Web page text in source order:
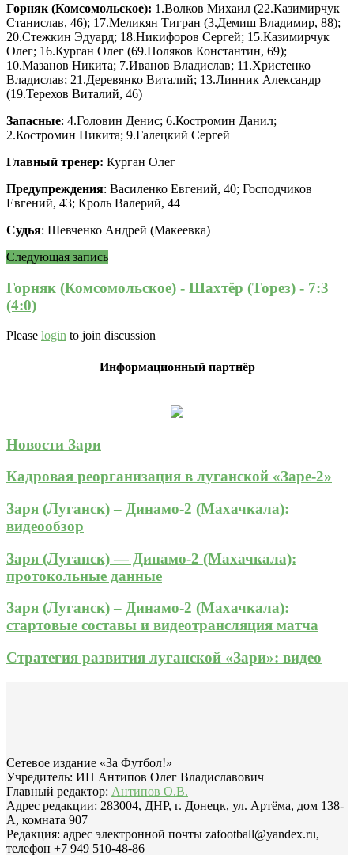
Горняк (Комсомольское): 1.Волков Михаил (22.Казимирчук
Станислав, 46); 17.Меликян Тигран (3.Демиш Владимир, 88);
20.Стежкин Эдуард; 18.Никифоров Сергей; 15.Казимирчук
Олег; 16.Курган Олег (69.Поляков Константин, 69);
10.Мазанов Никита; 7.Иванов Владислав; 11.Христенко
Владислав; 21.Деревянко Виталий; 13.Линник Александр
(19.Терехов Виталий, 46)
Запасные: 4.Головин Денис; 6.Костромин Данил;
2.Костромин Никита; 9.Галецкий Сергей
Главный тренер: Курган Олег
Предупреждения: Василенко Евгений, 40; Господчиков
Евгений, 43; Кроль Валерий, 44
Судья: Шевченко Андрей (Макеевка)
Следующая запись
Горняк (Комсомольское) - Шахтёр (Торез) - 7:3
(4:0)
Please login to join discussion
Информационный партнёр
Новости Зари
Кадровая реорганизация в луганской «Заре-2»
Заря (Луганск) – Динамо-2 (Махачкала):
видеообзор
Заря (Луганск) — Динамо-2 (Махачкала):
протокольные данные
Заря (Луганск) – Динамо-2 (Махачкала):
стартовые составы и видеотрансляция матча
Стратегия развития луганской «Зари»: видео
Сетевое издание «За Футбол!»
Учредитель: ИП Антипов Олег Владиславович
Главный редактор: Антипов О.В.
Адрес редакции: 283004, ДНР, г. Донецк, ул. Артёма, дом 138-
А, комната 907
Редакция: адрес электронной почты zafootball@yandex.ru,
телефон +7 949 510-48-86